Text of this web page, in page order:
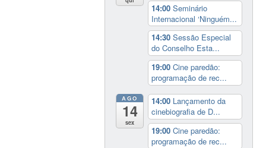
14:00Seminário
Internacional ‘Ninguém...
14:30Sessão Especial
do Conselho Esta...
19:00Cine paredão:
programação de rec...
AGO
14
sex
14:00 Lançamento da
cinebiografia de D...
19:00Cine paredão:
programação de rec...